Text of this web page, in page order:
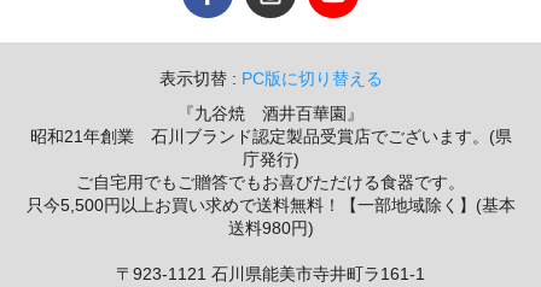
表示切替 : PC版に切り替える
『九谷焼 酒井百華園』
昭和21年創業 石川ブランド認定製品受賞店でございます。(県
庁発行)
ご自宅用でもご贈答でもお喜びただける食器です。
只今5,500円以上お買い求めで送料無料！【一部地域除く】(基本
送料980円)
〒923-1121 石川県能美市寺井町ラ161-1